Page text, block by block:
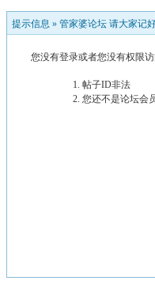
提示信息 » 管家婆论坛 请大家记
您没有登录或者您没有权限
帖子ID非法
您还不是论坛会